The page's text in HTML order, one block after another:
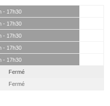
- 17h30
- 17h30
- 17h30
- 17h30
- 17h30
Fermé
Fermé